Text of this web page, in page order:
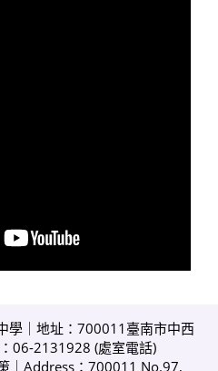
學｜地址：700011臺南市中西
06-2131928 (處室電話)
｜Address：700011 No.97,